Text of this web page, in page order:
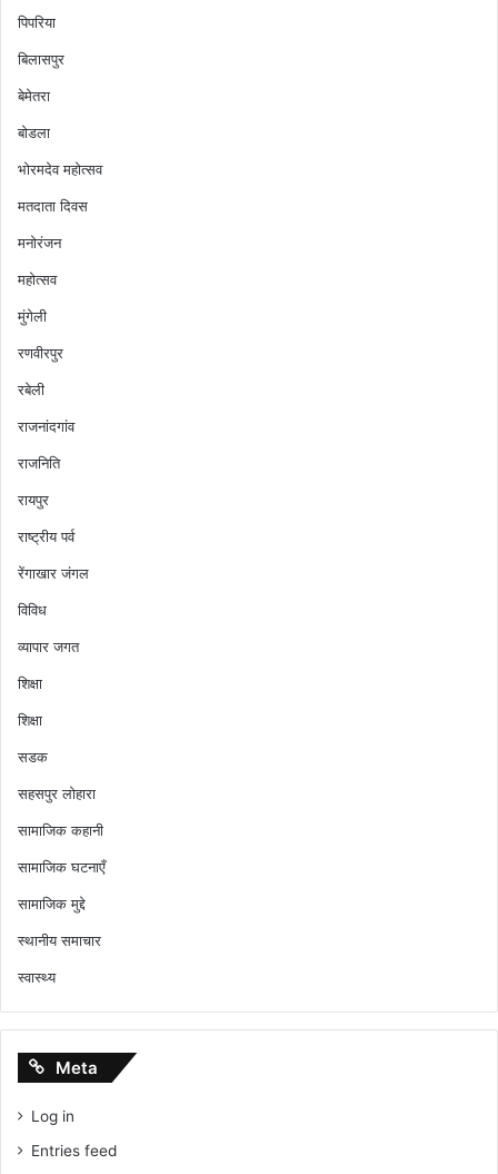
पिपरिया
बिलासपुर
बेमेतरा
बोडला
भोरमदेव महोत्सव
मतदाता दिवस
मनोरंजन
महोत्सव
मुंगेली
रणवीरपुर
रबेली
राजनांदगांव
राजनिति
रायपुर
राष्ट्रीय पर्व
रेंगाखार जंगल
विविध
व्यापार जगत
शिक्षा
शिक्षा
सडक
सहसपुर लोहारा
सामाजिक कहानी
सामाजिक घटनाएँ
सामाजिक मुद्दे
स्थानीय समाचार
स्वास्थ्य
Meta
Log in
Entries feed